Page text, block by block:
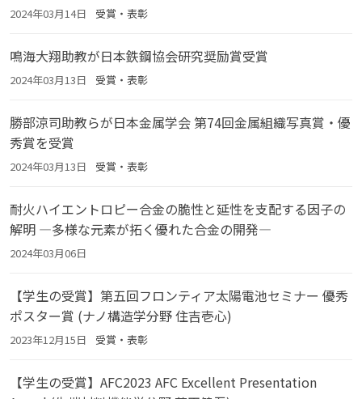
2024年03月14日 受賞・表彰
鳴海大翔助教が日本鉄鋼協会研究奨励賞受賞
2024年03月13日 受賞・表彰
勝部涼司助教らが日本金属学会 第74回金属組織写真賞・優
秀賞を受賞
2024年03月13日 受賞・表彰
耐火ハイエントロピー合金の脆性と延性を支配する因子の
解明 ―多様な元素が拓く優れた合金の開発―
2024年03月06日
【学生の受賞】第五回フロンティア太陽電池セミナー 優秀
ポスター賞 (ナノ構造学分野 住吉壱心)
2023年12月15日 受賞・表彰
【学生の受賞】AFC2023 AFC Excellent Presentation